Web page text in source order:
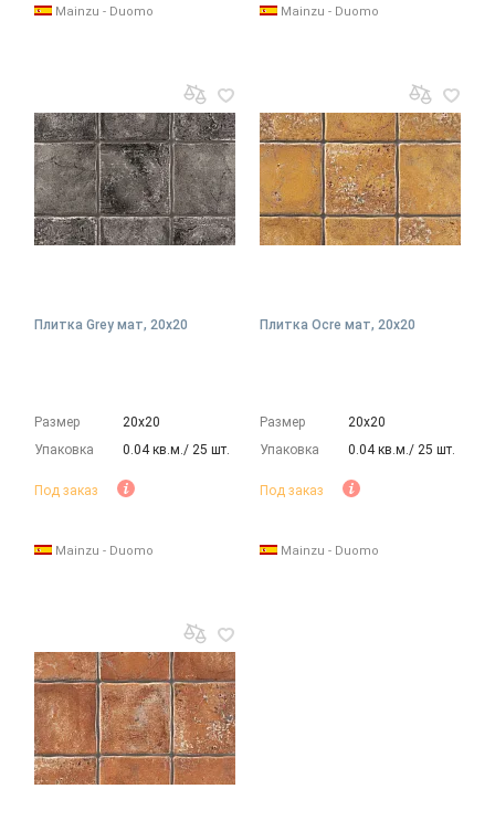
Mainzu - Duomo Mainzu - Duomo
Плитка Grey мат, 20x20
Размер
20х20
Упаковка
0.04 кв.м./ 25 шт.
Под заказ
Mainzu - Duomo
Плитка Ocre мат, 20x20
Размер
20х20
Упаковка
0.04 кв.м./ 25 шт.
Под заказ
Mainzu - Duomo